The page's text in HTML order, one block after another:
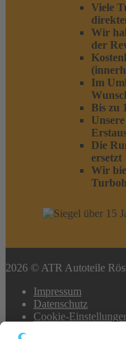
Viele
Wir
der
Im
Bis zu
Die
ersetzt
Wir
2026 © ATR Autoteile
Impressum
Datenschutz
Cookie-